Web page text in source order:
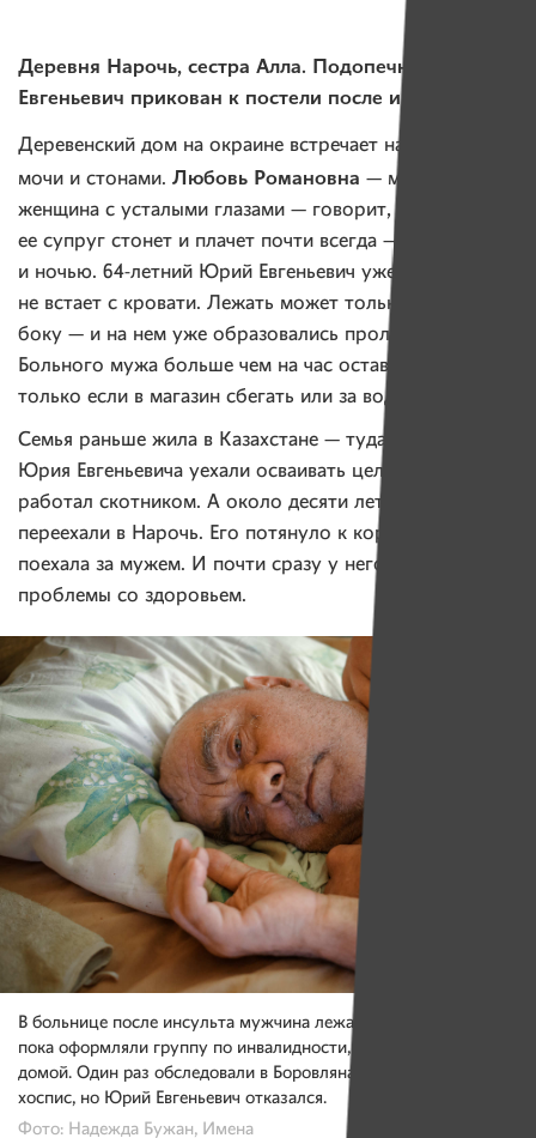
Деревня Нарочь, сестра Алла. Подопечный
Евгеньевич прикован к постели после инсульта
Деревенский дом на окраине встречает нас запахом
мочи и стонами. Любовь Романовна — миловидная
женщина с усталыми глазами — говорит, что
ее супруг стонет и плачет почти всегда — и днем,
и ночью. 64-летний Юрий Евгеньевич уже четыре года
не встает с кровати. Лежать может только на одном
боку — и на нем уже образовались пролежни.
Больного мужа больше чем на час оставить не может,
только если в магазин сбегать или за водой.
Семья раньше жила в Казахстане — туда родители
Юрия Евгеньевича уехали осваивать целину. Мужчина
работал скотником. А около десяти лет назад
переехали в Нарочь. Его потянуло к корням, жена
поехала за мужем. И почти сразу у него начались
проблемы со здоровьем.
В больнице после инсульта мужчина лежал около месяца,
пока оформляли группу по инвалидности, а потом выписали
домой. Один раз обследовали в Боровлянах. Врач предлагала
хоспис, но Юрий Евгеньевич отказался.
Фото: Надежда Бужан, Имена